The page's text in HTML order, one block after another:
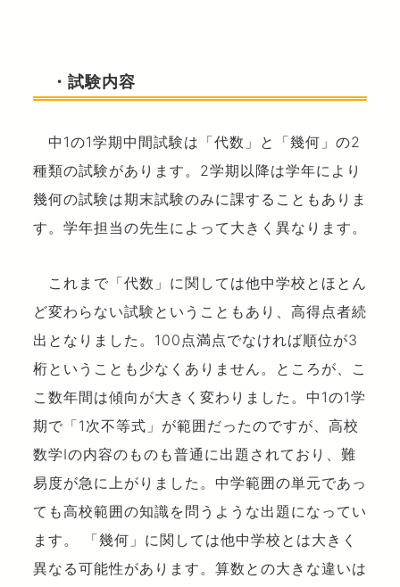
・試験内容
中1の1学期中間試験は「代数」と「幾何」の2
種類の試験があります。2学期以降は学年により
幾何の試験は期末試験のみに課することもありま
す。学年担当の先生によって大きく異なります。
これまで「代数」に関しては他中学校とほとん
ど変わらない試験ということもあり、高得点者続
出となりました。100点満点でなければ順位が3
桁ということも少なくありません。ところが、こ
こ数年間は傾向が大きく変わりました。中1の1学
期で「1次不等式」が範囲だったのですが、高校
数学Ⅰの内容のものも普通に出題されており、難
易度が急に上がりました。中学範囲の単元であっ
ても高校範囲の知識を問うような出題になってい
ます。 「幾何」に関しては他中学校とは大きく
異なる可能性があります。算数との大きな違いは